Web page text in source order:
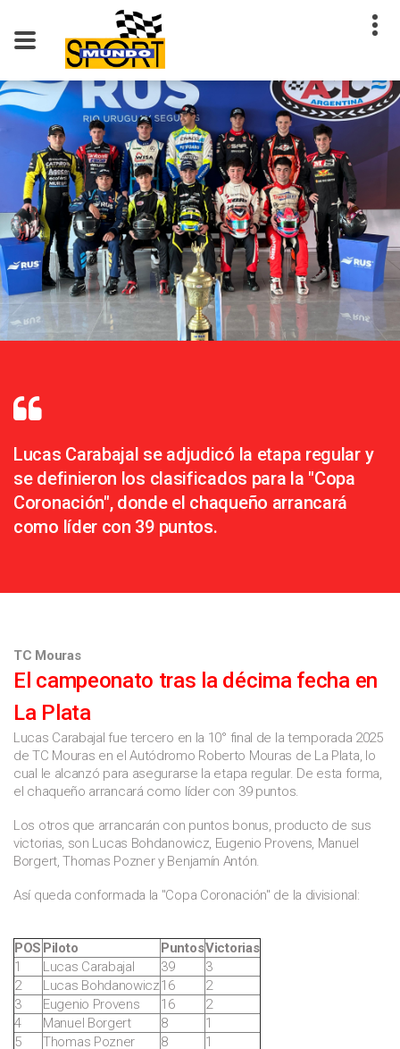
Lucas Carabajal se adjudicó la etapa regular y
se definieron los clasificados para la "Copa
Coronación", donde el chaqueño arrancará
como líder con 39 puntos.
TC Mouras
El campeonato tras la décima fecha en
La Plata
Lucas Carabajal fue tercero en la 10° final de la temporada 2025
de TC Mouras en el Autódromo Roberto Mouras de La Plata, lo
cual le alcanzó para asegurarse la etapa regular. De esta forma,
el chaqueño arrancará como líder con 39 puntos.
Los otros que arrancarán con puntos bonus, producto de sus
victorias, son Lucas Bohdanowicz, Eugenio Provens, Manuel
Borgert, Thomas Pozner y Benjamín Antón.
Así queda conformada la "Copa Coronación" de la divisional:
POS Piloto PuntosVictorias
1
Lucas Carabajal 39
3
2
Lucas Bohdanowicz16
2
3
Eugenio Provens 16
2
4
Manuel Borgert 8
1
5
Thomas Pozner 8
1